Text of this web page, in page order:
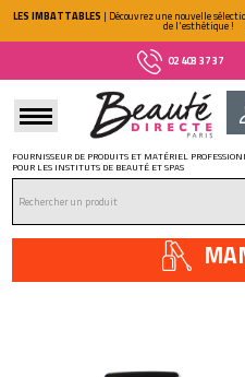
LES IMBATTABLES | Découvrez une nouvelle
de l'esthétique !
02 403 37 37
FOURNISSEUR DE PRODUITS ET MATÉRIEL
POUR LES INSTITUTS DE BEAUTÉ ET SPAS